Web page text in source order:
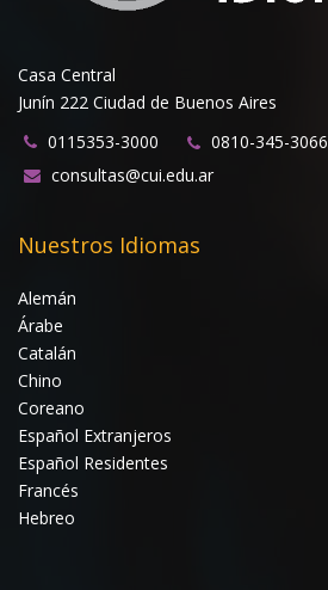
Casa Central
Junín 222 Ciudad de Buenos Aires
0115353-3000
0810-345-3066
consultas@cui.edu.ar
Nuestros Idiomas
Alemán
Árabe
Catalán
Chino
Coreano
Español Extranjeros
Español Residentes
Francés
Hebreo